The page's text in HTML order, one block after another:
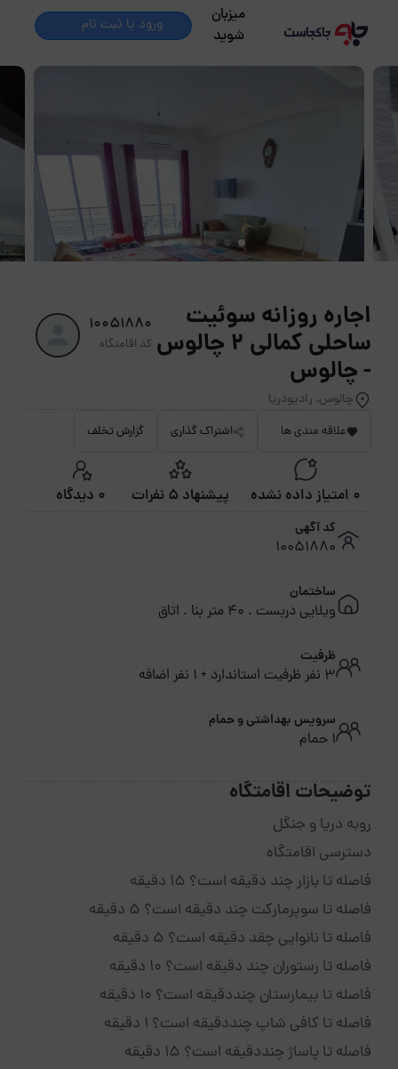
میزبان
شوید
ورود یا ثبت نام
اجاره روزانه سوئیت
ساحلی کمالی 2 چالوس
- چالوس
چالوس, رادیودریا
10051880
کد اقامتگاه
علاقه مندی ها اشتراک گذاری گزارش تخلف
0 امتیاز داده نشده پیشنهاد 5 نفرات 0 دیدگاه
کد آگهی
10051880
ساختمان
ویلایی دربست . 40 متر بنا . اتاق
ظرفیت
3 نفر ظرفیت استاندارد + 1 نفر اضافه
سرویس بهداشتی و حمام
1 حمام
توضیحات اقامتگاه
روبه دریا و جنگل
دسترسی اقامتگاه
فاصله تا بازار چند دقیقه است؟ 15 دقیقه
فاصله تا سوپرمارکت چند دقیقه است؟ 5 دقیقه
فاصله تا نانوایی چقد دقیقه است؟ 5 دقیقه
فاصله تا رستوران چند دقیقه است؟ 10 دقیقه
فاصله تا بیمارستان چنددقیقه است؟ 10 دقیقه
فاصله تا کافی شاپ چنددقیقه است؟ 1 دقیقه
فاصله تا پاساژ چنددقیقه است؟ 15 دقیقه